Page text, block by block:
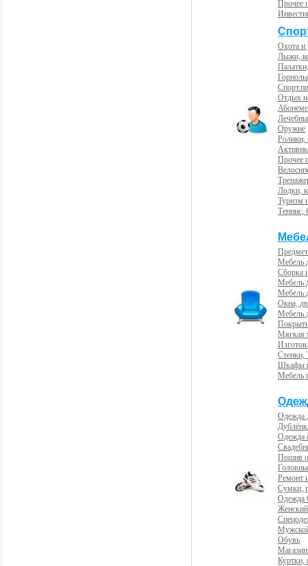
Прочее
Охота и
Лыжи,
Отдых
Оружие
Ролики,
Прочее
Лодки,
Туризм
Теннис,
Мебель
Сборка
Мебель
Мебель
Окна,
Мебель
Мягкая
Стенки,
Шкафы
Мебель
Одежда
Одежда
Пошив
Ремонт
Сумки,
Одежда
Обувь
Куртки,